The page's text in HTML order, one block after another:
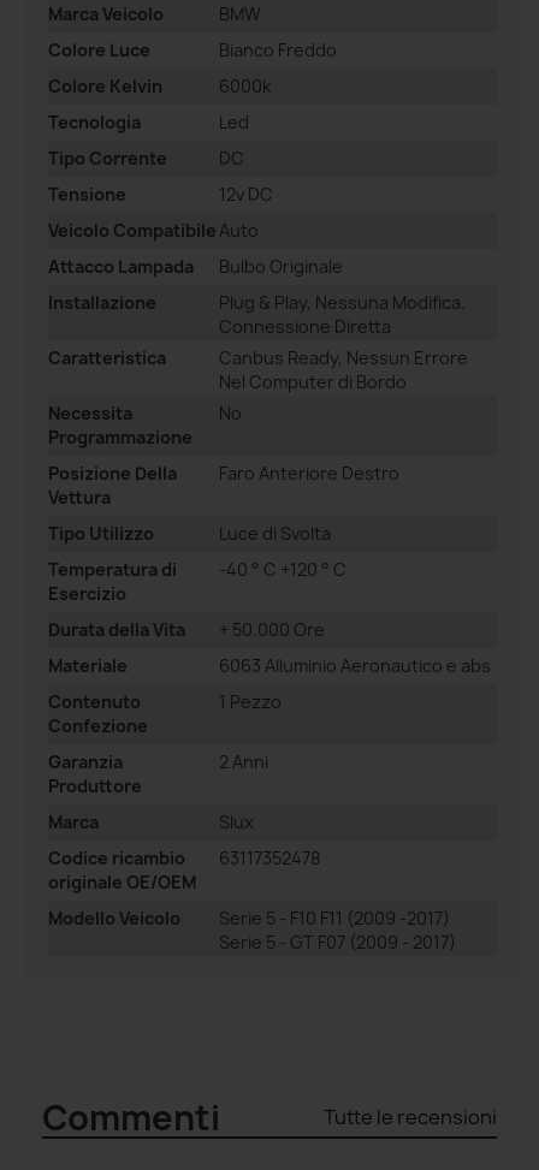
Marca Veicolo
BMW
Colore Luce
Bianco Freddo
Colore Kelvin
6000k
Tecnologia
Led
Tipo Corrente
DC
Tensione
12v DC
Veicolo Compatibile Auto
Attacco Lampada
Bulbo Originale
Installazione
Plug & Play, Nessuna Modifica.
Connessione Diretta
Caratteristica
Canbus Ready, Nessun Errore
Nel Computer di Bordo
Necessita
Programmazione
No
Posizione Della
Vettura
Faro Anteriore Destro
Tipo Utilizzo
Luce di Svolta
Temperatura di
Esercizio
-40 ° C +120 ° C
Durata della Vita
+ 50.000 Ore
Materiale
6063 Alluminio Aeronautico e abs
Contenuto
Confezione
1 Pezzo
Garanzia
Produttore
2 Anni
Marca
Slux
Codice ricambio
originale OE/OEM
63117352478
Modello Veicolo
Serie 5 - F10 F11 (2009 -2017)
Serie 5 - GT F07 (2009 - 2017)
Commenti Tutte le recensioni